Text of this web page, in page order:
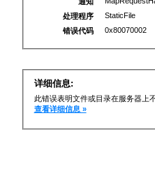
处理程序
StaticFile
错误代码
0x80070002
详细信息:
此错误表明文件或目录在服务器上
查看详细信息 »